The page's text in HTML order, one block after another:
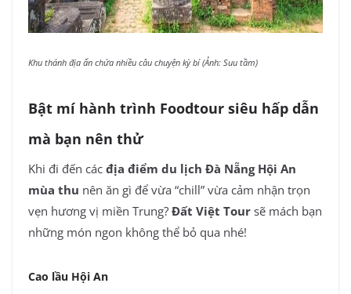
Khu thánh địa ẩn chứa nhiều câu chuyện kỳ bí (Ảnh: Suu tầm)
Bật mí hành trình Foodtour siêu hấp dẫn
mà bạn nên thử
Khi đi đến các địa điểm du lịch Đà Nẵng Hội An
mùa thu nên ăn gì để vừa “chill” vừa cảm nhận trọn
vẹn hương vị miền Trung? Đất Việt Tour sẽ mách bạn
những món ngon không thể bỏ qua nhé!
Cao lầu Hội An